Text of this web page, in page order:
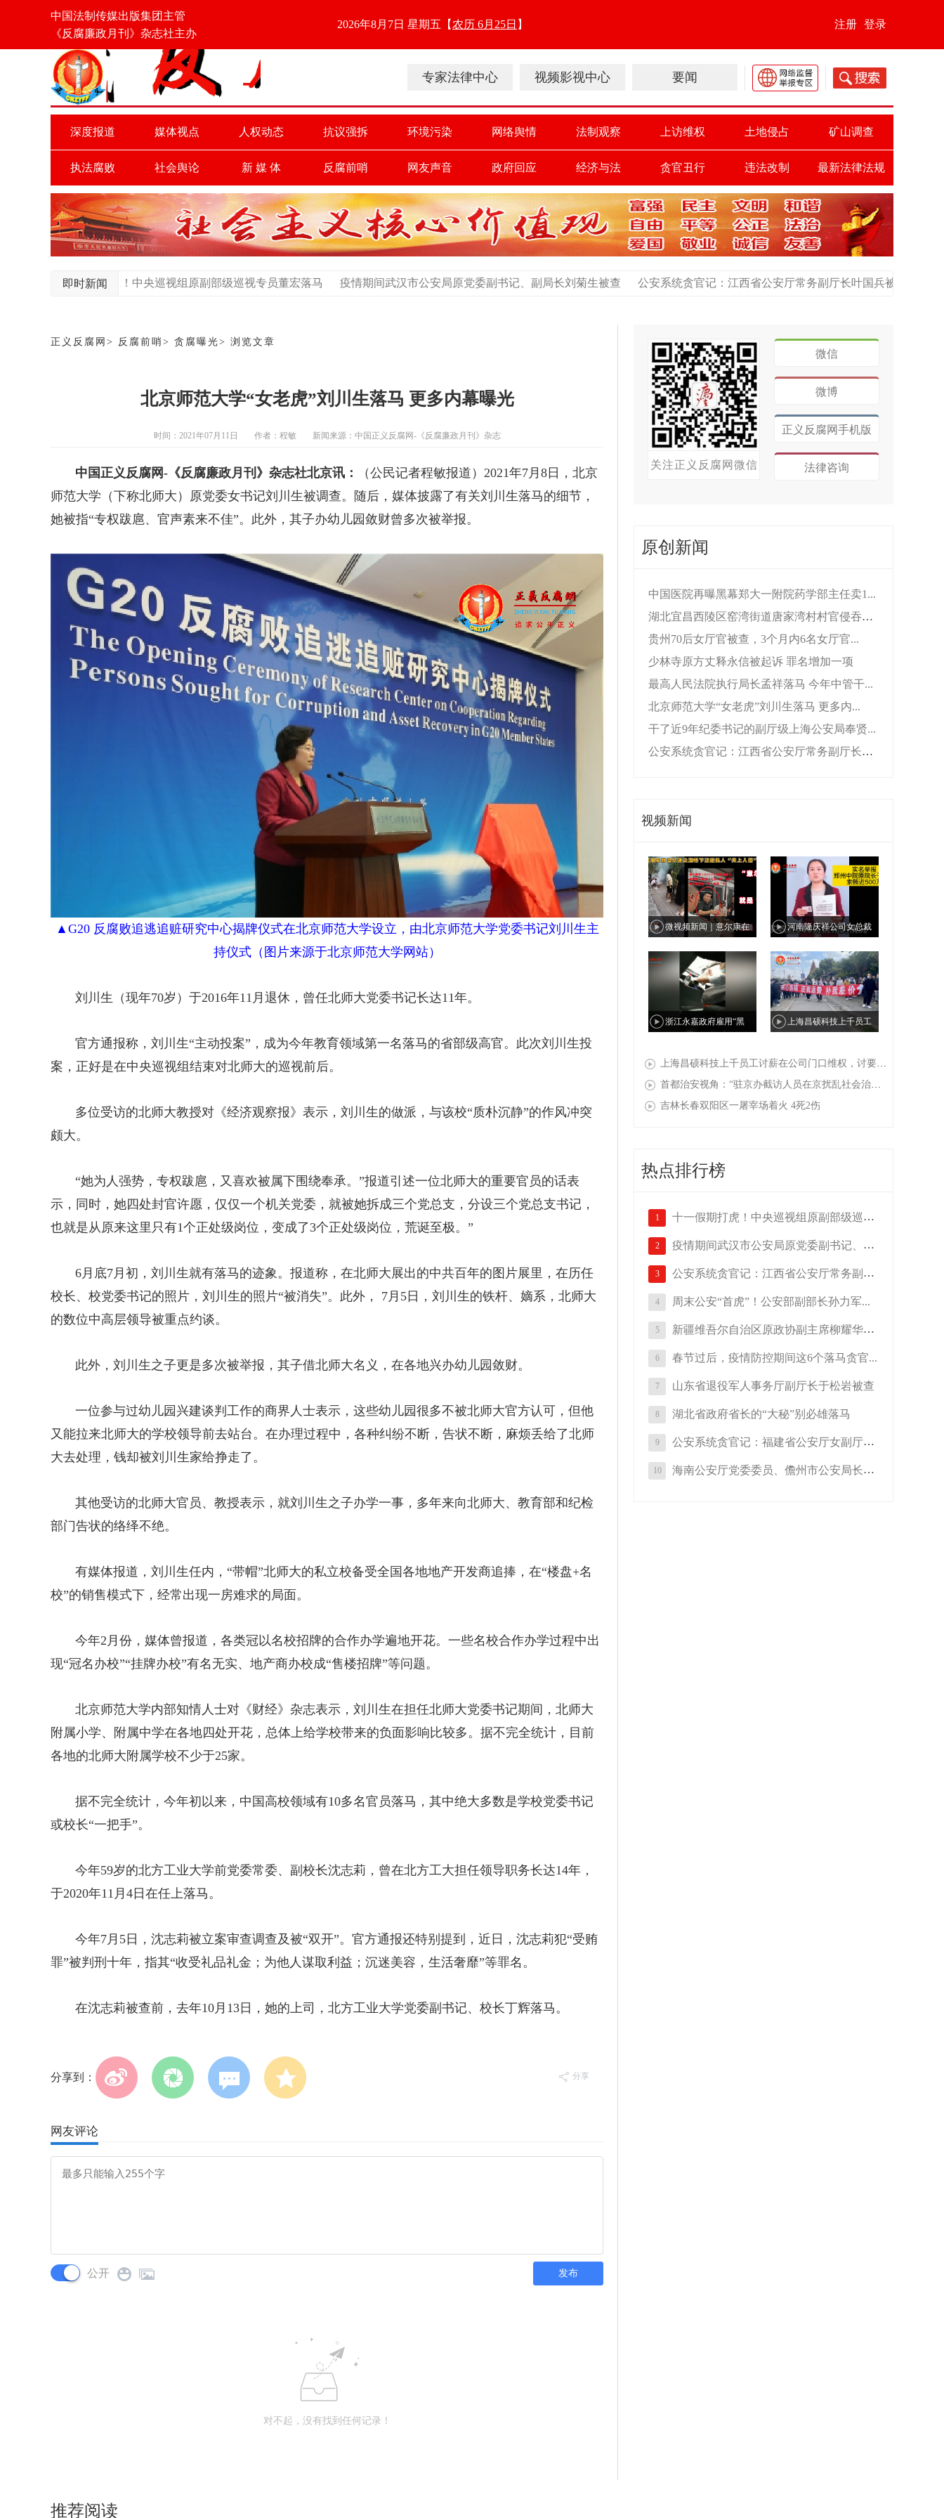
中国法制传媒出版集团主管
《反腐廉政月刊》杂志社主办
2026年8月7日 星期五 【农历 6月25日 】 登录
注册
专家法律中心 视频影视中心 要闻
深度报道 媒体视点 人权动态 抗议强拆 环境污染 网络舆情 法制观察 上访维权 土地侵占 矿山调查
执法腐败 社会舆论 新 媒 体 反腐前哨 网友声音 政府回应 经济与法 贪官丑行 违法改制 最新法律法规
即时新闻
期打虎！中央巡视组原副部级巡视专员董宏落马 疫情期间武汉市公安局原党委副书记、副局长刘菊生被查 公安系统贪官记：江西省公安厅常务副厅长叶国兵被查，传儿子家被抄两亿元
正义反腐网 > 反腐前哨 > 贪腐曝光> 浏览文章
北京师范大学“女老虎”刘川生落马 更多内幕曝光
时间：2021年07月11日 作者： 程敏 新闻来源： 中国正义反腐网-《反腐廉政月刊》杂志
中国正义反腐网-《反腐廉政月刊》杂志社北京讯： （公民记者程敏报道 ） 2021年7月8日，北京
师范大学（下称北师大） 原党委女书记刘川生被调查。随后，媒体披露了有关刘川生落马的细节，
她被指“专权跋扈、官声素来不佳”。此外，其子办幼儿园敛财曾多次被举报。
▲G20 反腐败追逃追赃研究中心揭牌仪式在北京师范大学设立，由北京师范大学党委书记刘川生主
持仪式（ 图片来源于北京师范大学网站）
刘川生（现年70岁）于2016年11月退休，曾任北师大党委书记长达11年。
官方通报称，刘川生“主动投案”，成为今年教育领域第一名落马的省部级高官。此次刘川生投
案，正好是在中央巡视组结束对北师大的巡视前后。
多位受访的北师大教授对《经济观察报》表示，刘川生的做派，与该校“质朴沉静”的作风冲突
颇大。
“她为人强势，专权跋扈，又喜欢被属下围绕奉承。”报道引述一位北师大的重要官员的话表
示，同时，她四处封官许愿，仅仅一个机关党委，就被她拆成三个党总支，分设三个党总支书记，
也就是从原来这里只有1个正处级岗位，变成了3个正处级岗位，荒诞至极。”
6月底7月初，刘川生就有落马的迹象。报道称，在北师大展出的中共百年的图片展里，在历任
校长、校党委书记的照片，刘川生的照片“被消失”。此外， 7月5日，刘川生的铁杆、嫡系，北师大
的数位中高层领导被重点约谈。
此外，刘川生之子更是多次被举报，其子借北师大名义，在各地兴办幼儿园敛财。
一位参与过幼儿园兴建谈判工作的商界人士表示，这些幼儿园很多不被北师大官方认可，但他
又能拉来北师大的学校领导前去站台。在办理过程中，各种纠纷不断，告状不断，麻烦丢给了北师
大去处理，钱却被刘川生家给挣走了。
其他受访的北师大官员、教授表示，就刘川生之子办学一事，多年来向北师大、教育部和纪检
部门告状的络绎不绝。
有媒体报道，刘川生任内，“带帽”北师大的私立校备受全国各地地产开发商追捧，在“楼盘+名
校”的销售模式下，经常出现一房难求的局面。
今年2月份，媒体曾报道，各类冠以名校招牌的合作办学遍地开花。一些名校合作办学过程中出
现“冠名办校”“挂牌办校”有名无实、地产商办校成“售楼招牌”等问题。
北京师范大学内部知情人士对《财经》杂志表示，刘川生在担任北师大党委书记期间，北师大
附属小学、附属中学在各地四处开花，总体上给学校带来的负面影响比较多。据不完全统计，目前
各地的北师大附属学校不少于25家。
据不完全统计，今年初以来，中国高校领域有10多名官员落马，其中绝大多数是学校党委书记
或校长“一把手”。
今年59岁的北方工业大学前党委常委、副校长沈志莉，曾在北方工大担任领导职务长达14年，
于2020年11月4日在任上落马。
今年7月5日，沈志莉被立案审查调查及被“双开”。官方通报还特别提到，近日，沈志莉犯“受贿
罪”被判刑十年，指其“收受礼品礼金；为他人谋取利益；沉迷美容，生活奢靡”等罪名。
在沈志莉被查前，去年10月13日，她的上司，北方工业大学党委副书记、校长丁辉落马。
分享
分享到：
网友评论
发布
公开
对不起，没有找到任何记录！
推荐阅读
关注正义反腐网微信
微信
微博
正义反腐网手机版
法律咨询
原创新闻
中国医院再曝黑幕郑大一附院药学部主任卖1...
湖北宜昌西陵区窑湾街道唐家湾村村官侵吞村...
贵州70后女厅官被查，3个月内6名女厅官...
少林寺原方丈释永信被起诉 罪名增加一项
最高人民法院执行局长孟祥落马 今年中管干...
北京师范大学“女老虎”刘川生落马 更多内...
干了近9年纪委书记的副厅级上海公安局奉贤...
公安系统贪官记：江西省公安厅常务副厅长叶...
视频新闻
微视频新闻｜意尔康在
人“天上人间”会所
河南隆庆祥公司女总裁
院长于东辉索贿500万元财物
浙江永嘉政府雇用“黑
民，民众：国家信访局改“国
家截访黑帮局”
上海昌硕科技上千员工
求职补贴（返费），现场有
人被警察打伤，十多人被抓
走（二）
上海昌硕科技上千员工讨薪在公司门口维权，讨要求职补贴（返费），现场有人被警察打伤，十多人被抓走（一）
首都治安视角：“驻京办截访人员在京扰乱社会治安”事件背后
吉林长春双阳区一屠宰场着火 4死2伤
热点排行榜
1 十一假期打虎！中央巡视组原副部级巡视...
2 疫情期间武汉市公安局原党委副书记、副...
3 公安系统贪官记：江西省公安厅常务副厅...
4 周末公安“首虎”！公安部副部长孙力军...
5 新疆维吾尔自治区原政协副主席柳耀华被...
6 春节过后，疫情防控期间这6个落马贪官...
7 山东省退役军人事务厅副厅长于松岩被查
8 湖北省政府省长的“大秘”别必雄落马
9 公安系统贪官记：福建省公安厅女副厅长...
10 海南公安厅党委委员、儋州市公安局长易...